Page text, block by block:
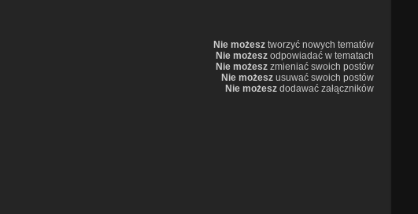
Nie możesz tworzyć nowych tematów
Nie możesz odpowiadać w tematach
Nie możesz zmieniać swoich postów
Nie możesz usuwać swoich postów
Nie możesz dodawać załączników